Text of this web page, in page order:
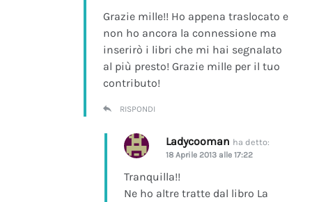
Grazie mille!! Ho appena traslocato e
non ho ancora la connessione ma
inserirò i libri che mi hai segnalato
al più presto! Grazie mille per il tuo
contributo!
RISPONDI
Ladycooman ha detto:
18 Aprile 2013 alle 17:22
Tranquilla!!
Ne ho altre tratte dal libro La